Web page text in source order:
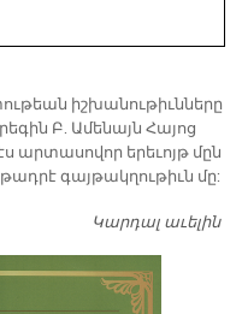
իշխանութիւնները
Բ. Ամենայն Հայոց
արտասովոր երեւոյթ մըն
գայթակղութիւն մը:
Կարդալ աւելին